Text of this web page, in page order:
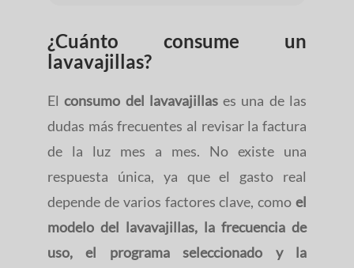
¿Cuánto consume un
lavavajillas?
Elconsumo del lavavajillases una de las
dudas más frecuentes al revisar la factura
de la luz mes a mes. No existe una
respuesta única, ya que el gasto real
depende de varios factores clave, como el
modelo del lavavajillas, la frecuencia de
uso, el programa seleccionado y la